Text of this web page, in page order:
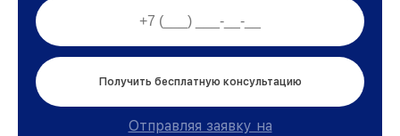
Получить бесплатную консультацию
Отправляя заявку на